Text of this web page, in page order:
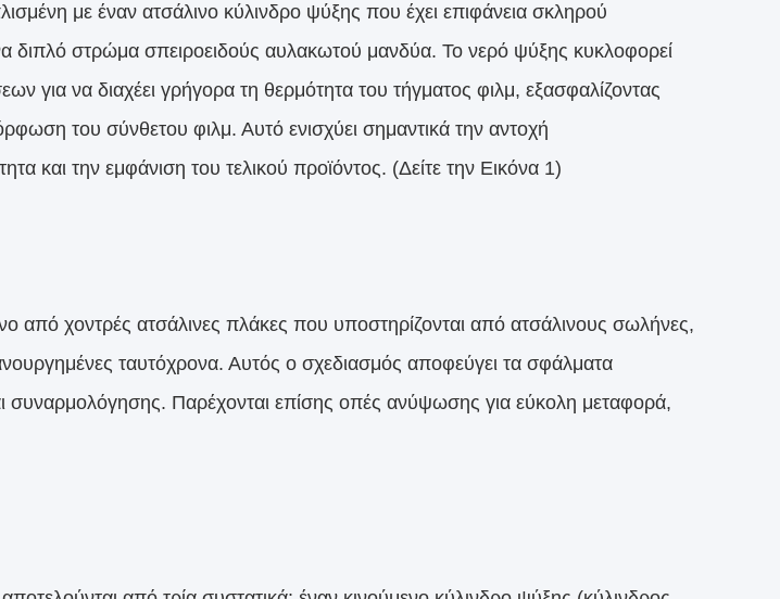
με έναν ατσάλινο κύλινδρο ψύξης που έχει επιφάνεια σκληρού
διπλό στρώμα σπειροειδούς αυλακωτού μανδύα. Το νερό ψύξης κυκλοφορεί
για να διαχέει γρήγορα τη θερμότητα του τήγματος φιλμ, εξασφαλίζοντας
του σύνθετου φιλμ. Αυτό ενισχύει σημαντικά την αντοχή
και την εμφάνιση του τελικού προϊόντος. (Δείτε την Εικόνα 1)
από χοντρές ατσάλινες πλάκες που υποστηρίζονται από ατσάλινους σωλήνες,
ταυτόχρονα. Αυτός ο σχεδιασμός αποφεύγει τα σφάλματα
συναρμολόγησης. Παρέχονται επίσης οπές ανύψωσης για εύκολη μεταφορά,